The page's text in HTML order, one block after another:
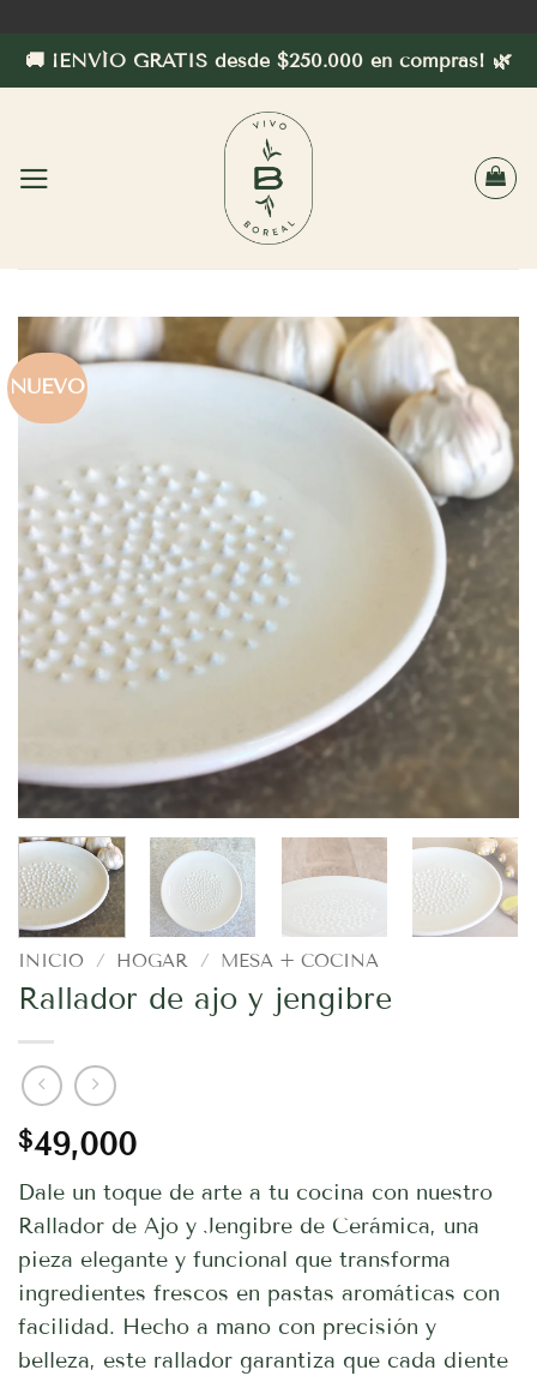
contenido
🚚 ¡ENVÍO GRATIS desde $250.000 en compras! 🌿
NUEVO
INICIO / HOGAR / MESA + COCINA
Rallador de ajo y jengibre
$49,000
Dale un toque de arte a tu cocina con nuestro
Rallador de Ajo y Jengibre de Cerámica, una
pieza elegante y funcional que transforma
ingredientes frescos en pastas aromáticas con
facilidad. Hecho a mano con precisión y
belleza, este rallador garantiza que cada diente